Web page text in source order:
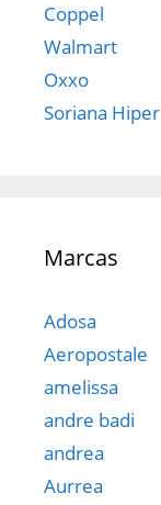
Coppel
Walmart
Oxxo
Soriana Hiper
Marcas
Adosa
Aeropostale
amelissa
andre badi
andrea
Aurrea